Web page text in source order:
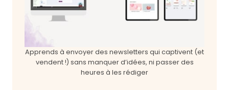
Apprends à envoyer des newsletters qui captivent (et
vendent !) sans manquer d’idées, ni passer des
heures à les rédiger